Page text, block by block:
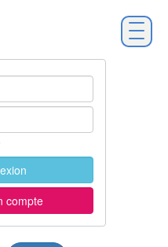
compte